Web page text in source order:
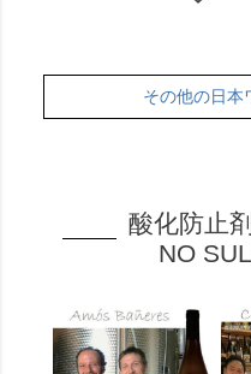
その他の日
酸化防止
NO